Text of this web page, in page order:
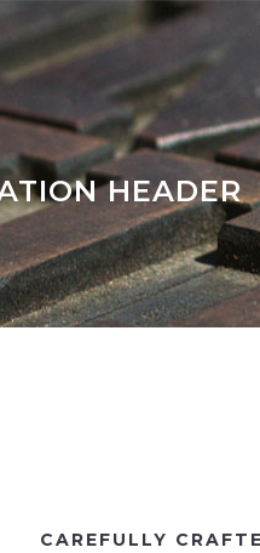
HEADER
CAREFULLY